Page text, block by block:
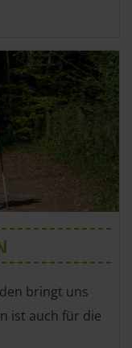
bringt uns
ist auch für die